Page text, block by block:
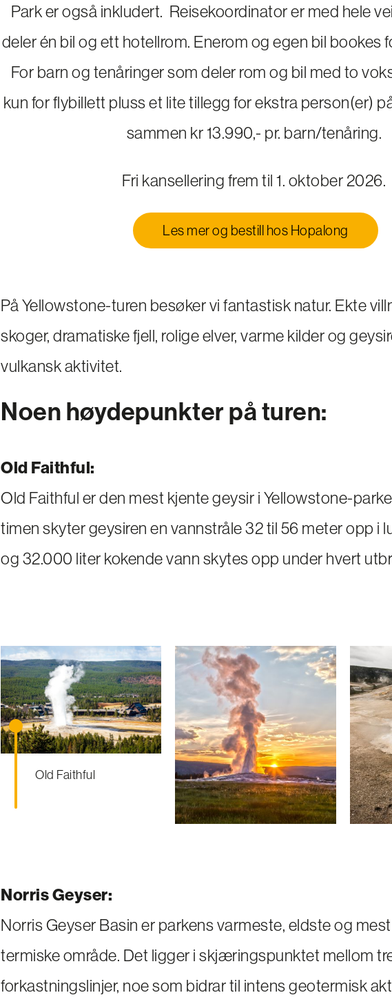
Park er også inkludert. Reisekoordinator er med hele
deler én bil og ett hotellrom. Enerom og egen bil bookes
For barn og tenåringer som deler rom og bil med to
kun for flybillett pluss et lite tillegg for ekstra person(er)
sammen kr 13.990,- pr. barn/tenåring.
Fri kansellering frem til 1. oktober 2026.
Les mer og bestill hos Hopalong
På Yellowstone-turen besøker vi fantastisk natur. Ekte
skoger, dramatiske fjell, rolige elver, varme kilder og
vulkansk aktivitet.
Noen høydepunkter på turen:
Old Faithful:
Old Faithful er den mest kjente geysir i Yellowstone-
timen skyter geysiren en vannstråle 32 til 56 meter opp i
og 32.000 liter kokende vann skytes opp under hvert
Old Faithful
Norris Geyser:
Norris Geyser Basin er parkens varmeste, eldste og
termiske område. Det ligger i skjæringspunktet mellom
forkastningslinjer, noe som bidrar til intens geotermisk